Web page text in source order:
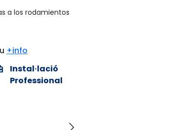
a los rodamientos
+info
Instal·lació
Professional